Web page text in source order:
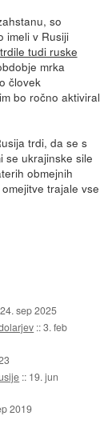
so
imeli v Rusiji
tudi ruske
mrka
človek
bo ročno aktiviral
trdi, da se s
se ukrajinske sile
obmejnih
trajale vse
24. sep 2025
::3. feb
:: 19. jun
2019